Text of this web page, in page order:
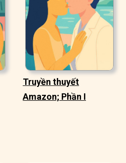
Truyền thuyết
Amazon; Phần I